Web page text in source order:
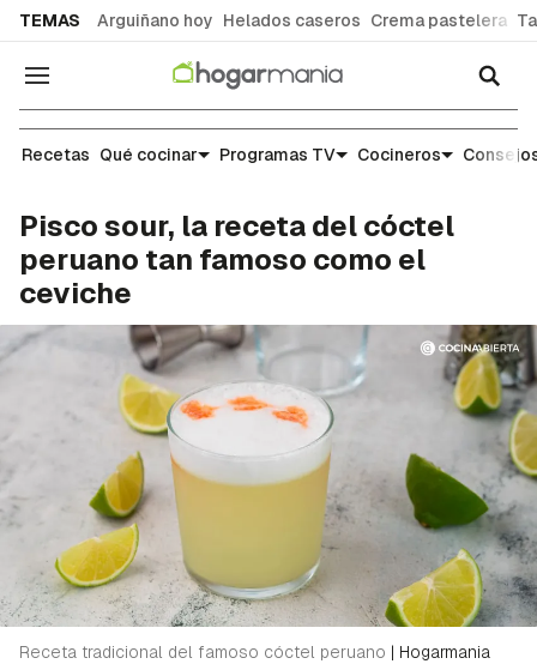
TEMAS Arguiñano hoy Helados caseros Crema pastelera
Navegación
Recetas
Recetas Qué cocinar Programas TV Cocineros
Pisco sour, la receta del cóctel
peruano tan famoso como el
ceviche
Receta tradicional del famoso cóctel peruano | Hogarmania